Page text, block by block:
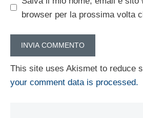
browser per la prossima volta
This site uses Akismet to reduce
your comment data is processed.